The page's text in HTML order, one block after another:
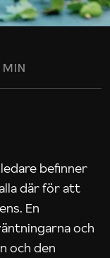
befinner
där för att
En
och
och den